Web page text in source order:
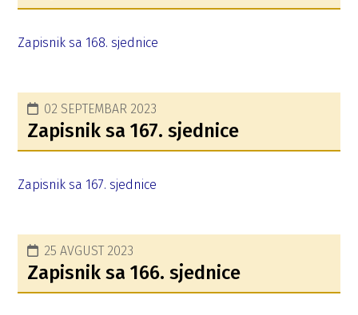
Zapisnik sa 168. sjednice
02 SEPTEMBAR 2023
Zapisnik sa 167. sjednice
Zapisnik sa 167. sjednice
25 AVGUST 2023
Zapisnik sa 166. sjednice